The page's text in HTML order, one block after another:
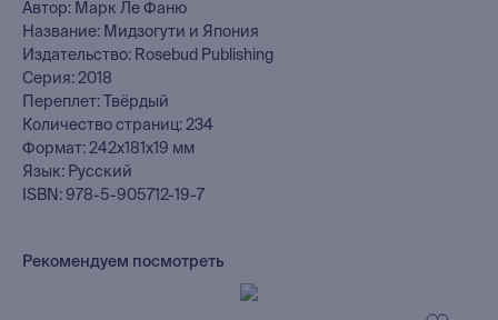
Автор: Марк Ле Фаню
Название: Мидзогути и Япония
Издательство: Rosebud Publishing
Серия: 2018
Переплет: Твёрдый
Количество страниц: 234
Формат: 242x181x19 мм
Язык: Русский
ISBN: 978-5-905712-19-7
Рекомендуем посмотреть